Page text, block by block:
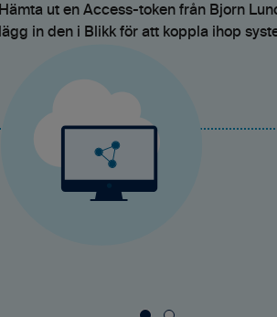
Hämta ut en Access-token från Bjorn
lägg in den i Blikk för att koppla ihop